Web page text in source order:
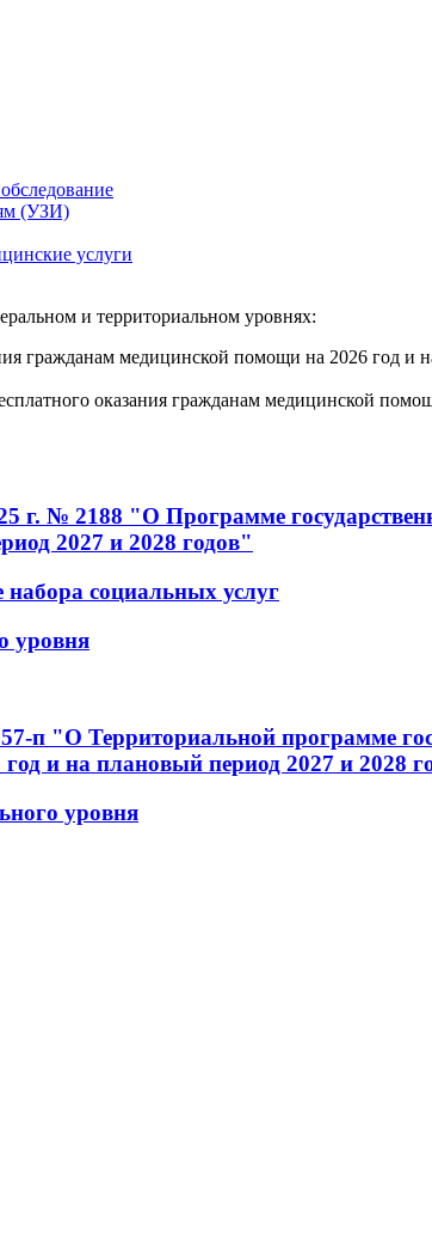
(УЗИ)
услуги
и территориальном уровнях:
гражданам медицинской помощи на 2026 год
оказания гражданам медицинской
г. № 2188 "О Программе
2027 и 2028 годов"
социальных услуг
уровня
п "О Территориальной программе
и на плановый период 2027 и 2028
уровня